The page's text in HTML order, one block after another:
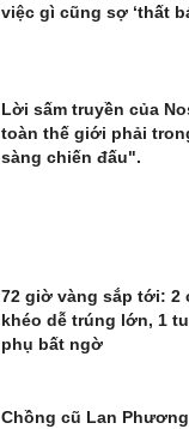
việc gì cũng sợ ‘thất
Lời sấm truyền của
toàn thế giới phải
sàng chiến đấu".
72 giờ vàng sắp tới: 2
khéo dễ trúng lớn, 1
phụ bất ngờ
Chồng cũ Lan